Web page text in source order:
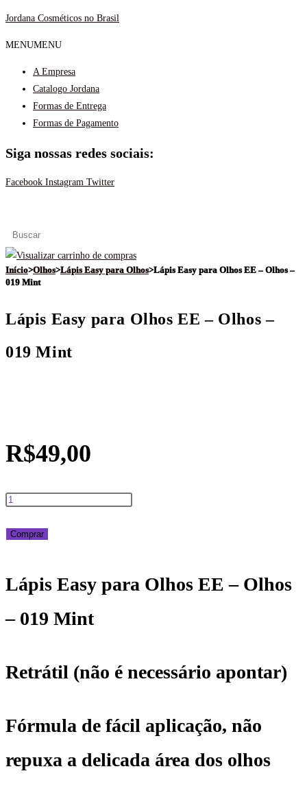
Ir
conteúdo
Jordana Cosméticos no Brasil
MENUMENU
A Empresa
Catalogo Jordana
Formas de Entrega
Formas de Pagamento
Siga nossas redes sociais:
Facebook Instagram Twitter
Início>Olhos>Lápis Easy para Olhos>Lápis Easy para Olhos EE – Olhos –
019 Mint
Lápis Easy para Olhos EE – Olhos –
019 Mint
R$49,00
Lápis
Easy
Olhos
-
-
019
Comprar
Lápis Easy para Olhos EE – Olhos
– 019 Mint
Retrátil (não é necessário apontar)
Fórmula de fácil aplicação, não
repuxa a delicada área dos olhos